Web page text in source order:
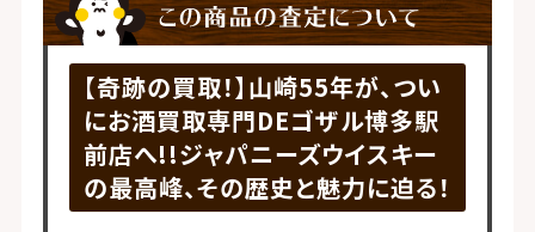
【奇跡の買取！】山崎55年が、つい
にお酒買取専門DEゴザル博多駅
前店へ!!ジャパニーズウイスキー
の最高峰、その歴史と魅力に迫る！